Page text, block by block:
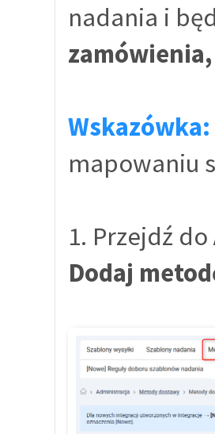
nadania i
Wskazówka:
mapowaniu
1. Przejdź do
Dodaj